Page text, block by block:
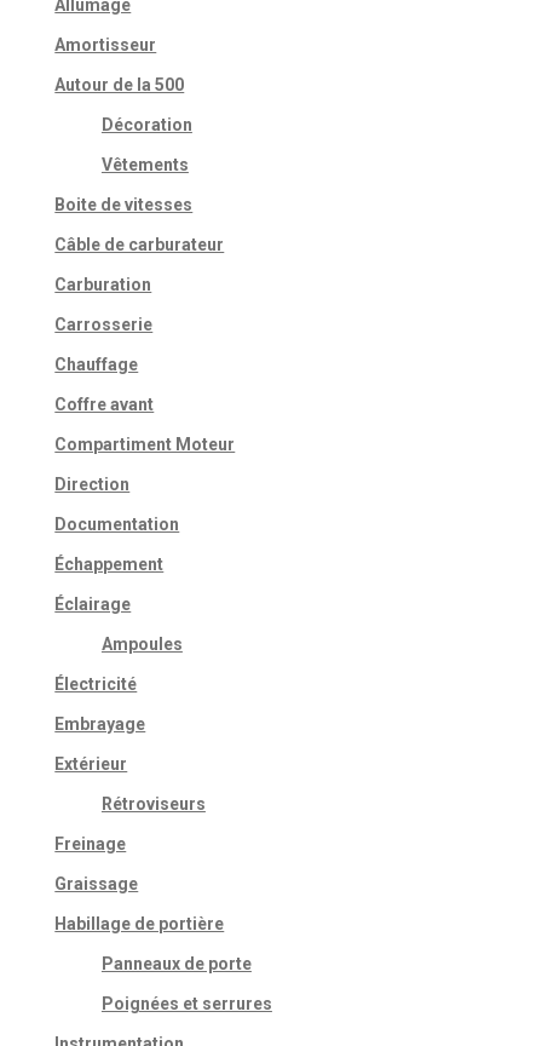
Allumage
Amortisseur
Autour de la 500
Décoration
Vêtements
Boite de vitesses
Câble de carburateur
Carburation
Carrosserie
Chauffage
Coffre avant
Compartiment Moteur
Direction
Documentation
Échappement
Éclairage
Ampoules
Électricité
Embrayage
Extérieur
Rétroviseurs
Freinage
Graissage
Habillage de portière
Panneaux de porte
Poignées et serrures